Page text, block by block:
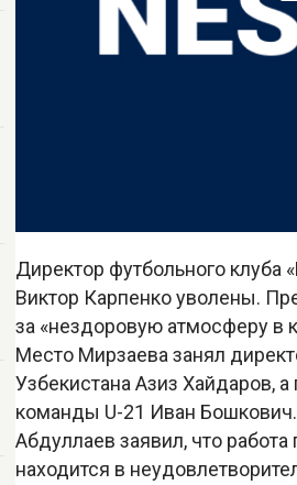
Директор футбольного клуба
Виктор Карпенко уволены.
за «нездоровую атмосферу в
Место Мирзаева занял
Узбекистана Азиз Хайдаров,
команды U-21 Иван Бошкович.
Абдуллаев заявил, что
находится в